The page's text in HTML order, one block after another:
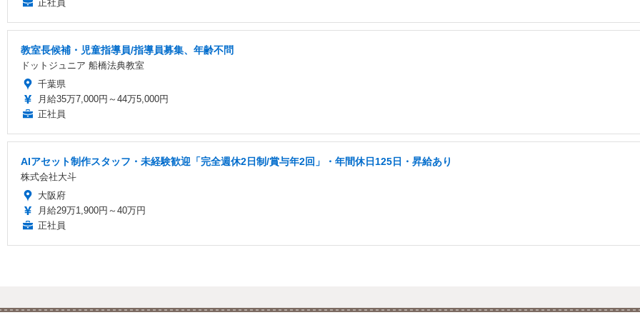
正社員
教室長候補・児童指導員/指導員募集、年齢不問
ドットジュニア 船橋法典教室
千葉県
月給35万7,000円～44万5,000円
正社員
AIアセット制作スタッフ・未経験歓迎「完全週休2日制/賞与年2回」・年間休日125日・昇給あり
株式会社大斗
大阪府
月給29万1,900円～40万円
正社員